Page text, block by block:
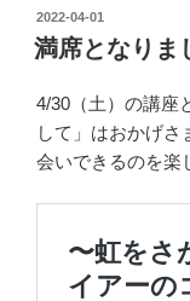
を
さ
し
て〜
会
投
稿
日:
2022-04-01
満席となりま
4/30（土）の講座
して」はおかげ
会いできるのを楽